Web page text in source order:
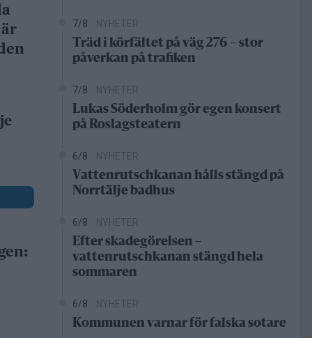
7/8 NYHETER
Träd i körfältet på väg 276 – stor
påverkan på trafiken
7/8 NYHETER
Lukas Söderholm gör egen konsert
på Roslagsteatern
6/8 NYHETER
Vattenrutschkanan hålls stängd på
Norrtälje badhus
6/8 NYHETER
Efter skadegörelsen –
vattenrutschkanan stängd hela
sommaren
6/8 NYHETER
Kommunen varnar för falska sotare